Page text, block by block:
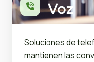
Voz
Soluciones de
mantienen las